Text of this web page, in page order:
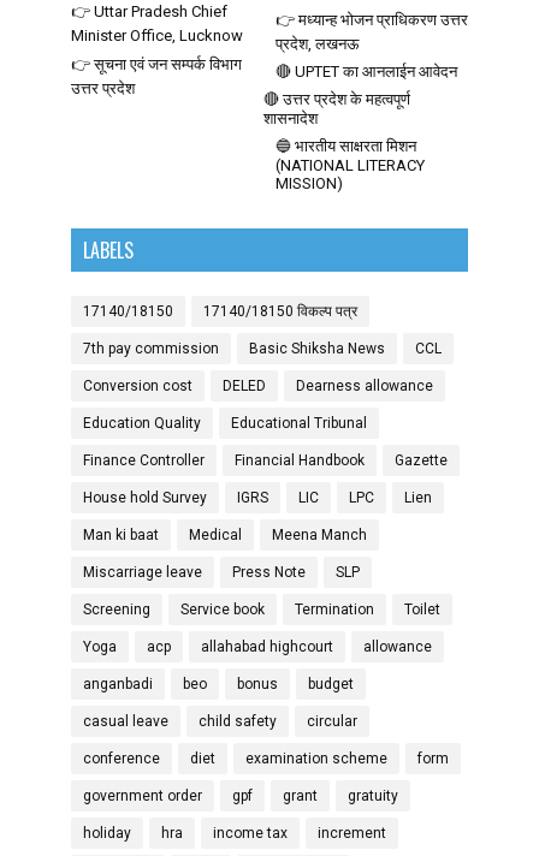
👉 Uttar Pradesh Chief
Minister Office, Lucknow
👉 मध्यान्ह भोजन प्राधिकरण उत्तर
प्रदेश, लखनऊ
👉 सूचना एवं जन सम्पर्क विभाग
उत्तर प्रदेश
🔴 UPTET का आनलाईन आवेदन
🔴 उत्तर प्रदेश के महत्वपूर्ण
शासनादेश
🔵 भारतीय साक्षरता मिशन
(NATIONAL LITERACY
MISSION)
LABELS
17140/18150 17140/18150 विकल्प पत्र
7th pay commission Basic Shiksha News CCL
Conversion cost DELED Dearness allowance
Education Quality Educational Tribunal
Finance Controller Financial Handbook Gazette
House hold Survey IGRS LIC LPC Lien
Man ki baat Medical Meena Manch
Miscarriage leave Press Note SLP
Screening Service book Termination Toilet
Yoga acp allahabad highcourt allowance
anganbadi beo bonus budget
casual leave child safety circular
conference diet examination scheme form
government order gpf grant gratuity
holiday hra income tax increment